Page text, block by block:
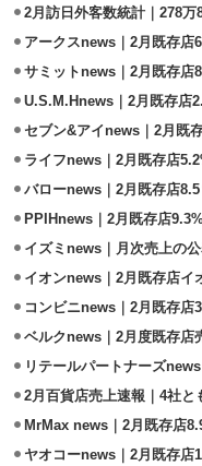
2月訪日外客数統計｜278
アークスnews｜2月既存店
サミットnews｜2月既存店
U.S.M.Hnews｜2月既存店
ライフnews｜2月既存店
バローnews｜2月既存店
PPIHnews｜2月既存店
イズミnews｜月次売上の
イオンnews｜2月既存店イ
コンビニnews｜2月既存店
リテールパートナーズ
MrMax news｜2月既存店
ヤオコーnews｜2月既存店